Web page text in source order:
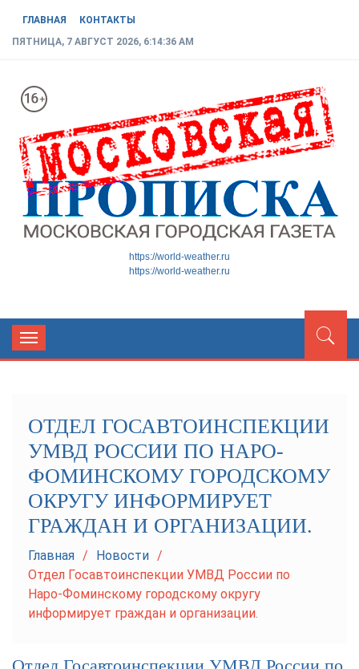
ГЛАВНАЯ
КОНТАКТЫ
ПЯТНИЦА, 7 АВГУСТ 2026, 6:14:37 AM
МОСКОВСКАЯ ГОРОДСКАЯ
https://world-weather.ru
https://world-weather.ru
Toggle
navigation
ОТДЕЛ ГОСАВТОИНСПЕКЦИИ
УМВД РОССИИ ПО НАРО-
ФОМИНСКОМУ ГОРОДСКОМУ
ОКРУГУ ИНФОРМИРУЕТ
ГРАЖДАН И ОРГАНИЗАЦИИ.
Главная
Новости
Отдел Госавтоинспекции УМВД России по
Наро-Фоминскому городскому округу
информирует граждан и организации.